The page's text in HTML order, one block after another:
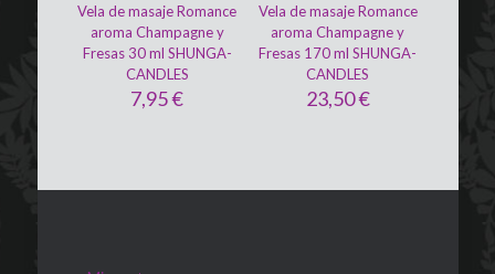
Vela de masaje Romance
aroma Champagne y
Fresas 30 ml SHUNGA-
CANDLES
7,95€
Vela de masaje Romance
aroma Champagne y
Fresas 170 ml SHUNGA-
CANDLES
23,50€